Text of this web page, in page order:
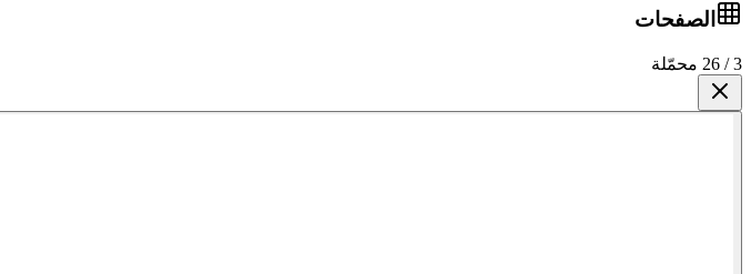
الصفحات
3 / 26 محمّلة